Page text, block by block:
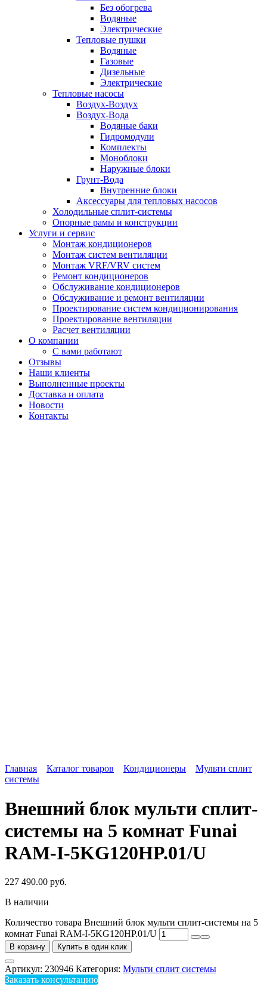
Без обогрева
Водяные
Электрические
Тепловые пушки
Водяные
Газовые
Дизельные
Электрические
Тепловые насосы
Воздух-Воздух
Воздух-Вода
Водяные баки
Гидромодули
Комплекты
Моноблоки
Наружные блоки
Грунт-Вода
Внутренние блоки
Аксессуары для тепловых насосов
Холодильные сплит-системы
Опорные рамы и конструкции
Услуги и сервис
Монтаж кондиционеров
Монтаж систем вентиляции
Монтаж VRF/VRV систем
Ремонт кондиционеров
Обслуживание кондиционеров
Обслуживание и ремонт вентиляции
Проектирование систем кондиционирования
Проектирование вентиляции
Расчет вентиляции
О компании
С вами работают
Отзывы
Наши клиенты
Выполненные проекты
Доставка и оплата
Новости
Контакты
Главная Каталог товаров Кондиционеры
Мульти сплит
системы
Внешний блок мульти сплит-
системы на 5 комнат Funai
RAM-I-5KG120HP.01/U
227 490.00 руб.
В наличии
Количество товара Внешний блок мульти сплит-системы на 5
комнат Funai RAM-I-5KG120HP.01/U
В корзину Купить в один клик
Артикул: 230946 Категория: Мульти сплит системы
Заказать консультацию